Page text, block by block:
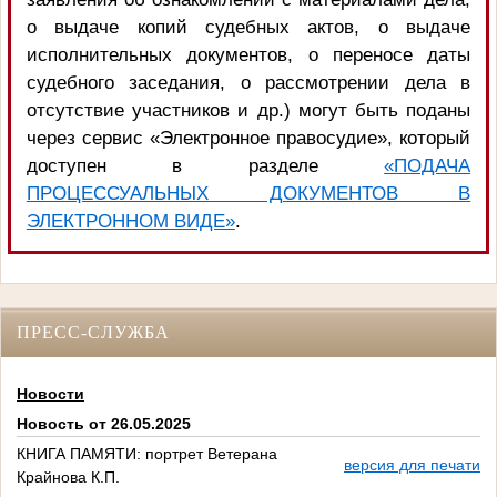
о выдаче копий судебных актов, о выдаче
исполнительных документов, о переносе даты
судебного заседания, о рассмотрении дела в
отсутствие участников и др.) могут быть поданы
через сервис «Электронное правосудие», который
доступен в разделе«ПОДАЧА
ПРОЦЕССУАЛЬНЫХ ДОКУМЕНТОВ В
ЭЛЕКТРОННОМ ВИДЕ».
ПРЕСС-СЛУЖБА
Новости
Новость от 26.05.2025
КНИГА ПАМЯТИ: портрет Ветерана
Крайнова К.П.
версия для печати